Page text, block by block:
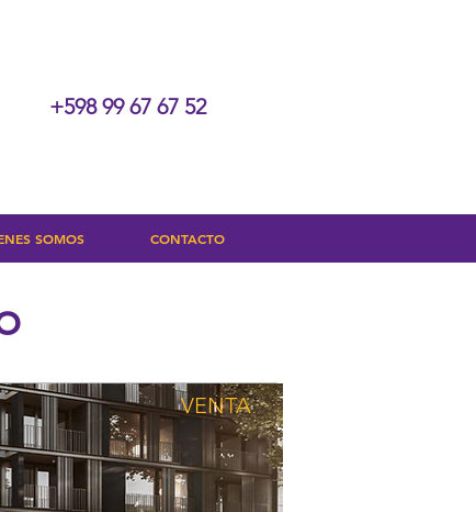
+598 99 67 67 52
VENTA
SOMOS CONTACTO